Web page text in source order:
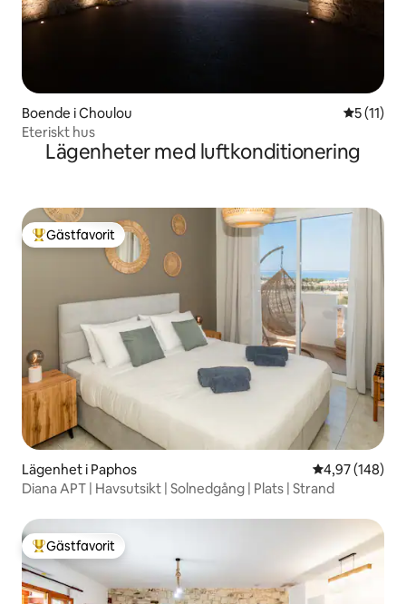
Boende i Choulou 5 av 5 i
5 (11)
Eteriskt hus
Lägenheter med luftkonditionering
Populär gästfavorit
Gästfavorit
Lägenhet i Paphos 4,97 av 5 i
4,97 (148)
Diana APT | Havsutsikt | Solnedgång | Plats | Strand
Populär gästfavorit
Gästfavorit